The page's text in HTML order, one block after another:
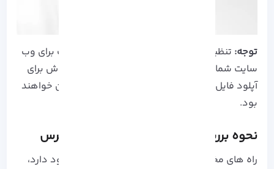
توجه:
تنظیم مقدار بالا در متغییر PHP ممکن است برای وب
سایت شما خوب نباشد، زیرا همواره هکر ها در تلاش برای
آپلود فایل هایی با حجم زیاد و تحریف عملکرد تان خواهند
بود.
نحوه بررسی حداکثر مقدار آپلود در وردپرس
راه های مختلف برای بررسی آپلود در وردپرس وجود دارد،